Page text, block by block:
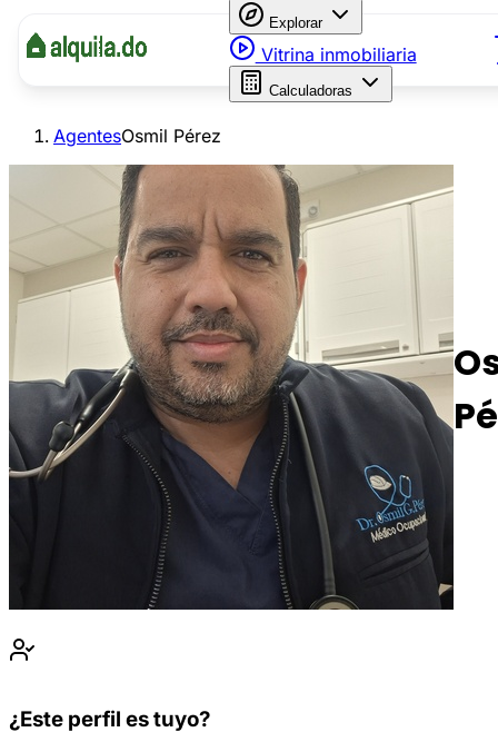
Explorar
Vitrina inmobiliaria
Calculadoras
AgentesOsmil Pérez
¿Este perfil es tuyo?